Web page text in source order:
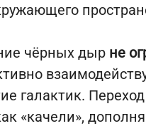
чёрных дыр не
галактик.
«качели»,